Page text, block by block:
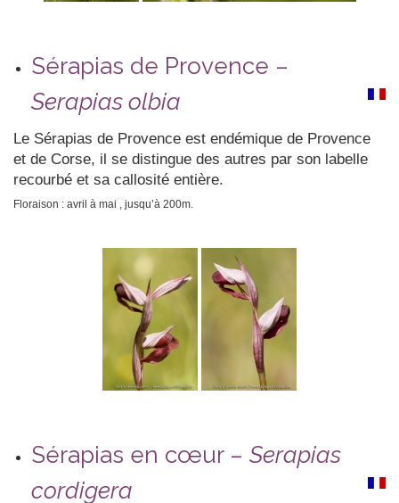
Sérapias de Provence –
Serapias olbia
Le Sérapias de Provence est endémique de Provence
et de Corse, il se distingue des autres par son labelle
recourbé et sa callosité entière.
Floraison : avril à mai , jusqu’à 200m.
Sérapias en cœur – Serapias
cordigera